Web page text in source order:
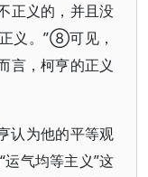
正义的，并且没
义。”⑧可见，
言，柯亨的正义
认为他的平等观
运气均等主义”这